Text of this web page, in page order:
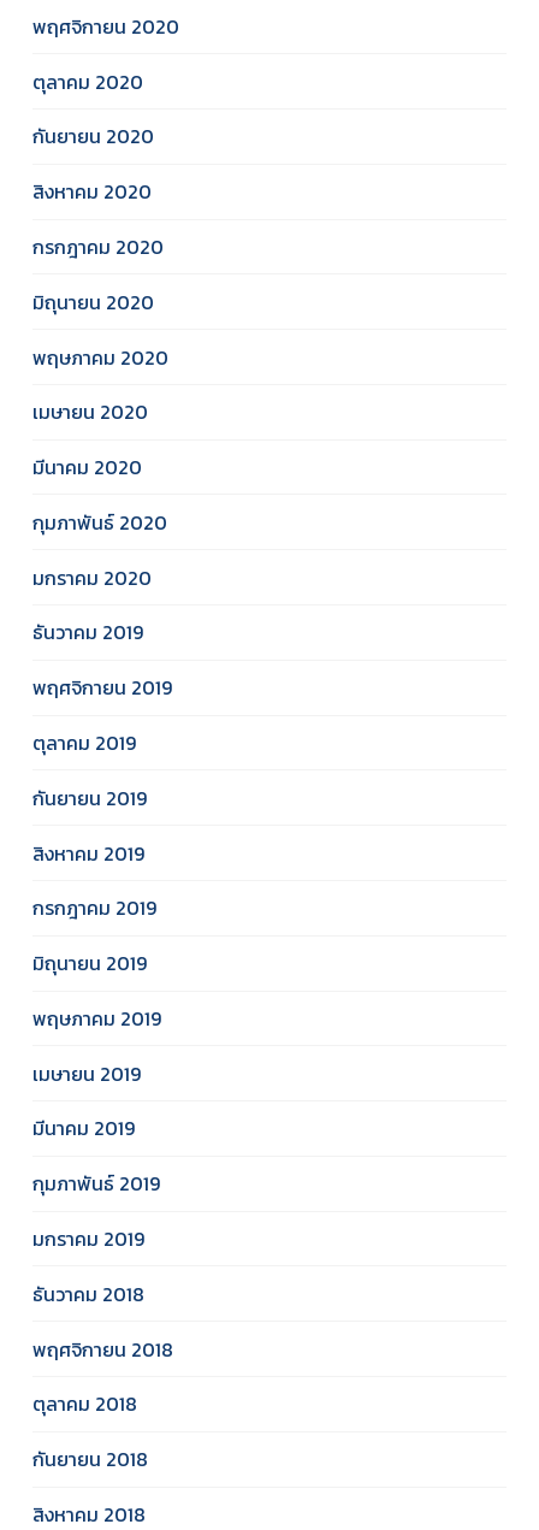
พฤศจิกายน 2020
ตุลาคม 2020
กันยายน 2020
สิงหาคม 2020
กรกฎาคม 2020
มิถุนายน 2020
พฤษภาคม 2020
เมษายน 2020
มีนาคม 2020
กุมภาพันธ์ 2020
มกราคม 2020
ธันวาคม 2019
พฤศจิกายน 2019
ตุลาคม 2019
กันยายน 2019
สิงหาคม 2019
กรกฎาคม 2019
มิถุนายน 2019
พฤษภาคม 2019
เมษายน 2019
มีนาคม 2019
กุมภาพันธ์ 2019
มกราคม 2019
ธันวาคม 2018
พฤศจิกายน 2018
ตุลาคม 2018
กันยายน 2018
สิงหาคม 2018